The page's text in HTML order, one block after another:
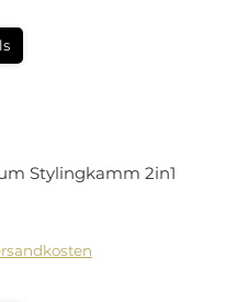
Stylingkamm 2in1